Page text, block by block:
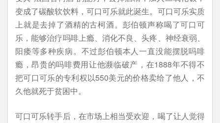
变成了碳酸软饮料，可口可乐就此诞生。可口可乐实质
上就是去掉了酒精的古柯酒。彭伯顿声称喝了可口可
乐，能够治疗吗啡上瘾、消化不良、头疼、神经衰弱、
阳痿等多种疾病。不过彭伯顿本人一直没能摆脱吗啡
瘾，昂贵的吗啡费用让他濒临破产，在1888年不得不
把可口可乐的专利权以550美元的价格卖给了他人，不
久他就死于贫困中。
可口可乐转手后，在市场上相当受欢迎，喝了让人觉得